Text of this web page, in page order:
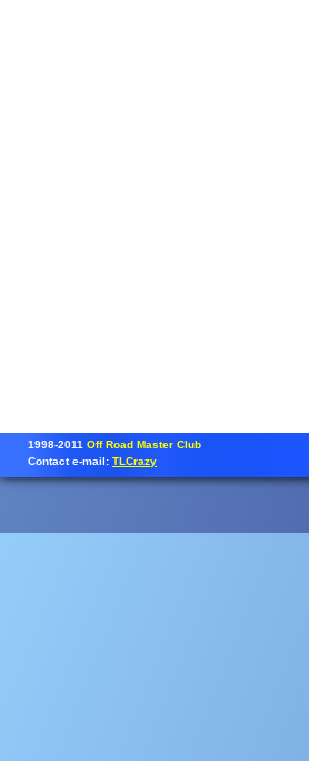
1998-2011 Off Road Master Club
Contact e-mail: TLCrazy